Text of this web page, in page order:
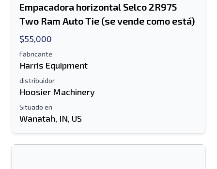
Empacadora horizontal Selco 2R975
Two Ram Auto Tie (se vende como está)
$55,000
Fabricante
Harris Equipment
distribuidor
Hoosier Machinery
Situado en
Wanatah, IN, US